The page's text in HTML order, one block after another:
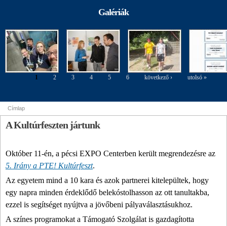
képekben
Galériák
1 2 3 4 5 6 következő › utolsó »
Jelenlegi hely
Címlap
A Kultúrfeszten jártunk
Október 11-én, a pécsi EXPO Centerben került megrendezésre az
5. Irány a PTE! Kultúrfeszt.
Az egyetem mind a 10 kara és azok partnerei kitelepültek, hogy
egy napra minden érdeklődő belekóstolhasson az ott tanultakba,
ezzel is segítséget nyújtva a jövőbeni pályaválasztásukhoz.
A színes programokat a Támogató Szolgálat is gazdagította